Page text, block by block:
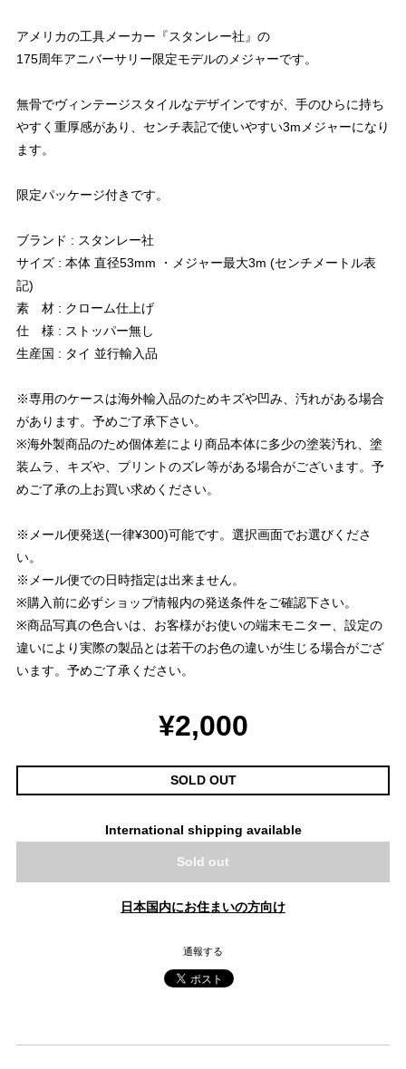
アメリカの工具メーカー『スタンレー社』の
175周年アニバーサリー限定モデルのメジャーです。
無骨でヴィンテージスタイルなデザインですが、手のひらに持ち
やすく重厚感があり、センチ表記で使いやすい3mメジャーになり
ます。
限定パッケージ付きです。
ブランド : スタンレー社
サイズ : 本体 直径53mm ・メジャー最大3m (センチメートル表
記)
素 材 : クローム仕上げ
仕 様 : ストッパー無し
生産国 : タイ 並行輸入品
※専用のケースは海外輸入品のためキズや凹み、汚れがある場合
があります。予めご了承下さい。
※海外製商品のため個体差により商品本体に多少の塗装汚れ、塗
装ムラ、キズや、プリントのズレ等がある場合がございます。予
めご了承の上お買い求めください。
※メール便発送(一律¥300)可能です。選択画面でお選びくださ
い。
※メール便での日時指定は出来ません。
※購入前に必ずショップ情報内の発送条件をご確認下さい。
※商品写真の色合いは、お客様がお使いの端末モニター、設定の
違いにより実際の製品とは若干のお色の違いが生じる場合がござ
います。予めご了承ください。
¥2,000
SOLD OUT
International shipping available
Sold out
日本国内にお住まいの方向け
通報する